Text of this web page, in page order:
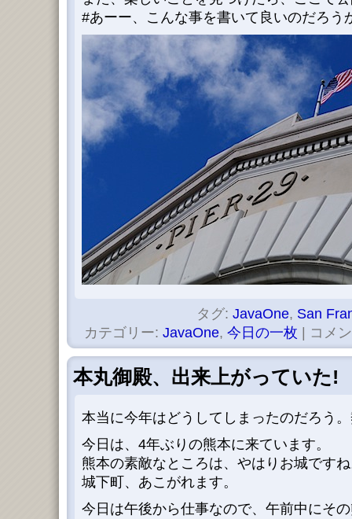
#あーー、こんな事を書いて良いのだろう
タグ: JavaOne, San
カテゴリー: JavaOne, 今日の一枚 コメ
本丸御殿、出来上がっていた!
本当に今年はどうしてしまったのだろう
今日は、4年ぶりの熊本に来ています。
熊本の素敵なところは、やはりお城です
城下町、あこがれます。
今日は午後から仕事なので、午前中にそ